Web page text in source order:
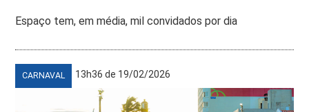
Espaço tem, em média, mil convidados por dia
CARNAVAL 13h36 de 19/02/2026